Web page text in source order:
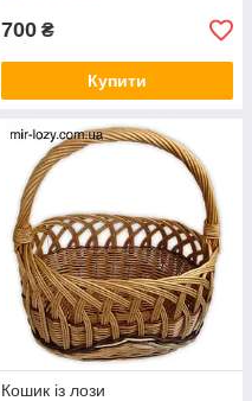
700 ₴
Купити
Кошик із лози